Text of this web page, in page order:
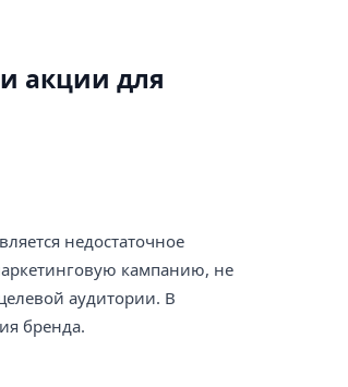
акции для
недостаточное
кампанию, не
аудитории. В
бренда.